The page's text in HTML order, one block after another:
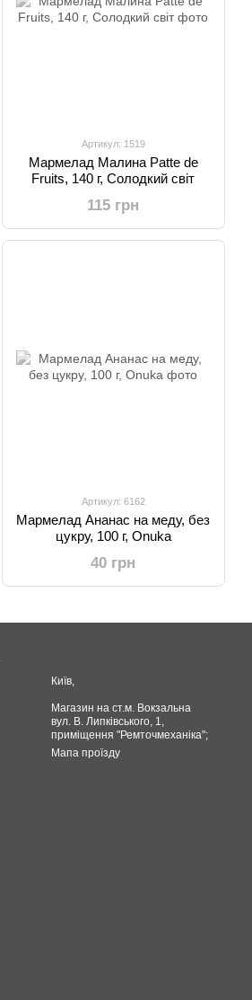
Артикул: 1519
Мармелад Малина Patte de
Fruits, 140 г, Солодкий світ
115 грн
Артикул: 6162
Мармелад Ананас на меду, без
цукру, 100 г, Onuka
40 грн
Київ,
Магазин на ст.м. Вокзальна
вул. В. Липківського, 1,
приміщення "Ремточмеханіка";
Мапа проїзду